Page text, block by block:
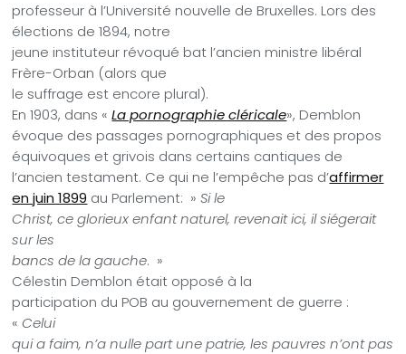
professeur à l’Université nouvelle de Bruxelles. Lors des
élections de 1894, notre
jeune instituteur révoqué bat l’ancien ministre libéral
Frère-Orban (alors que
le suffrage est encore plural).
En 1903, dans «La pornographie cléricale», Demblon
évoque des passages pornographiques et des propos
équivoques et grivois dans certains cantiques de
l’ancien testament. Ce qui ne l’empêche pas d’affirmer
en juin 1899 au Parlement: »Si le
Christ, ce glorieux enfant naturel, revenait ici, il siégerait
sur les
bancs de la gauche. »
Célestin Demblon était opposé à la
participation du POB au gouvernement de guerre :
«Celui
qui a faim, n’a nulle part une patrie, les pauvres n’ont pas